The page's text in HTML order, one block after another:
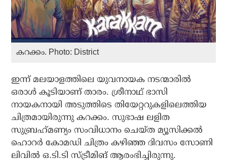
കറക്കം. Photo: District
ഇന്ന് മലയാളത്തിലെ യുവനായക നടന്മാരില്‍
ഒരാള്‍ കൂടിയാണ് താരം. ശ്രീനാഥ് ഭാസി
നായകനായി അടുത്തിടെ തിയേറ്ററുകളിലെത്തിയ
ചിത്രമായിരുന്നു കറക്കം. സുഭാഷ ലളിത
സുബ്രഹ്‌മണ്യം സംവിധാനം ചെയ്ത മ്യൂസിക്കല്‍
ഹൊറര്‍ കോമഡി ചിത്രം കഴിഞ്ഞ ദിവസം സോണി
ലിവില്‍ ഒ.ടി.ടി സ്ട്രീമിങ് ആരംഭിച്ചിരുന്നു.